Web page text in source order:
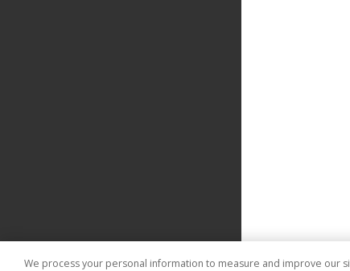
We process your personal information to measure and improve our